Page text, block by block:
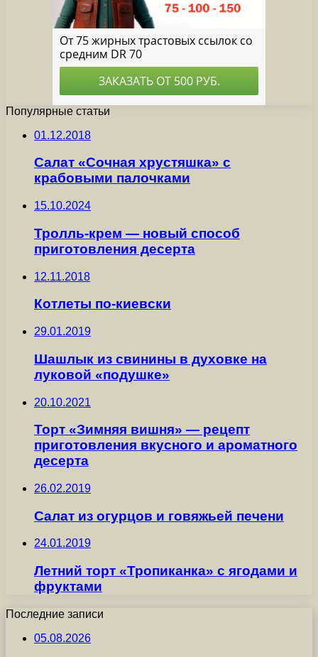
Популярные статьи
01.12.2018
Салат «Сочная хрустяшка» с
крабовыми палочками
15.10.2024
Тролль-крем — новый способ
приготовления десерта
12.11.2018
Котлеты по-киевски
29.01.2019
Шашлык из свинины в духовке на
луковой «подушке»
20.10.2021
Торт «Зимняя вишня» — рецепт
приготовления вкусного и ароматного
десерта
26.02.2019
Салат из огурцов и говяжьей печени
24.01.2019
Летний торт «Тропиканка» с ягодами и
фруктами
Последние записи
05.08.2026